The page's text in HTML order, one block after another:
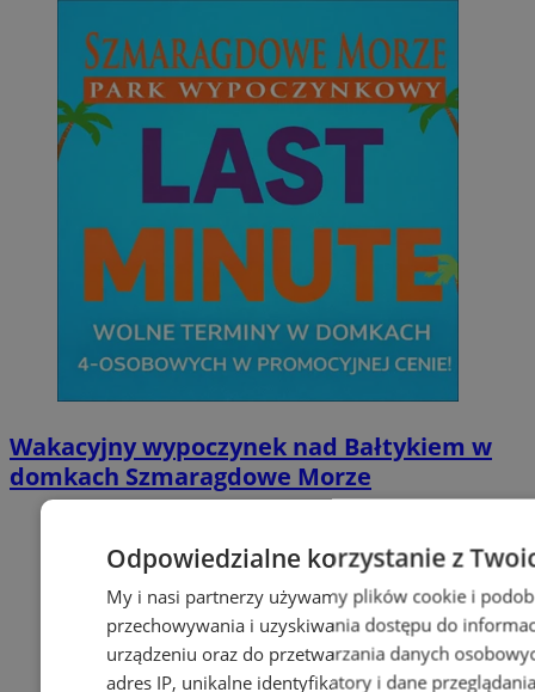
Wakacyjny wypoczynek nad Bałtykiem w
domkach Szmaragdowe Morze
Odpowiedzialne korzystanie z
My i nasi partnerzy używamy plików cookie i
przechowywania i uzyskiwania dostępu do
urządzeniu oraz do przetwarzania danych
adres IP, unikalne identyfikatory i dane